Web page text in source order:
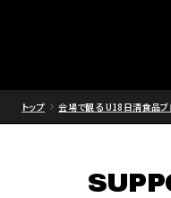
トップ 会場で観る U18日清食品